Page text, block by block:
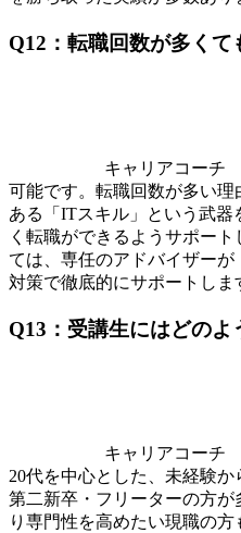
Q12：転職回数が多くて
キャリアコーチ
可能です。転職回数が多い理
ある「ITスキル」という武
く転職ができるようサポー
ては、専任のアドバイザー
対策で徹底的にサポートしま
Q13：受講生にはどのよ
キャリアコーチ
20代を中心とした、未経験
第二新卒・フリーターの方
り専門性を高めたい現職の方